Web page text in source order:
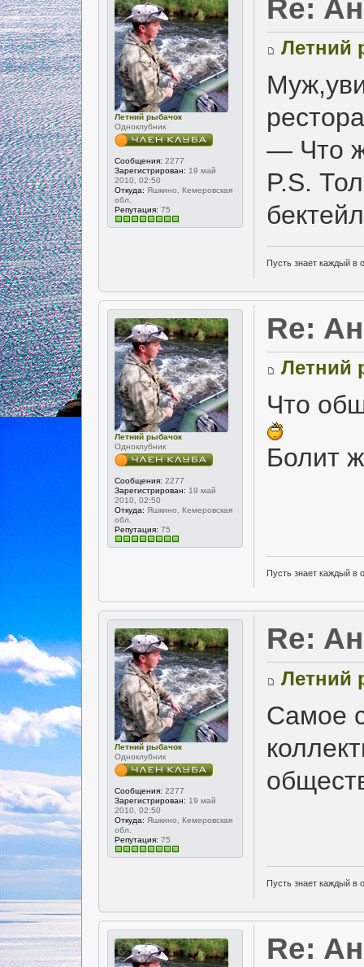
Летний рыбачок
Одноклубник
Сообщения: 2277
Зарегистрирован: 19 май
2010, 02:50
Откуда: Яшкино, Кемеровская
обл.
Репутация: 75
Re:
Летний
— Что
P.S.
Пусть знает каждый в
Летний рыбачок
Одноклубник
Сообщения: 2277
Зарегистрирован: 19 май
2010, 02:50
Откуда: Яшкино, Кемеровская
обл.
Репутация: 75
Re:
Летний
Что
Болит
Пусть знает каждый в
Летний рыбачок
Одноклубник
Сообщения: 2277
Зарегистрирован: 19 май
2010, 02:50
Откуда: Яшкино, Кемеровская
обл.
Репутация: 75
Re:
Летний
Самое
Пусть знает каждый в
Re: